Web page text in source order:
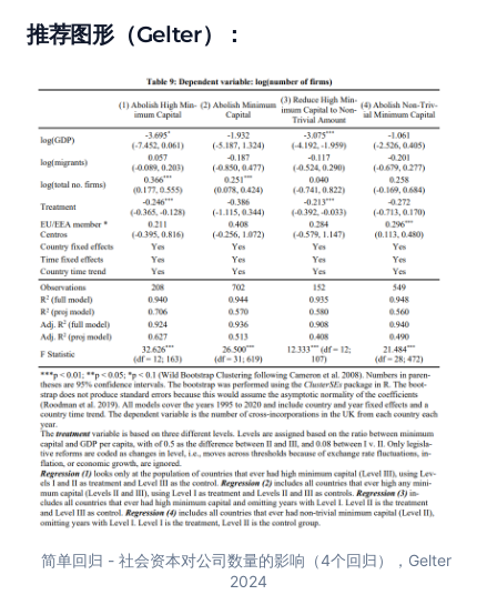
推荐图形（Gelter）：
简单回归 - 社会资本对公司数量的影响（4个回归），Gelter
2024